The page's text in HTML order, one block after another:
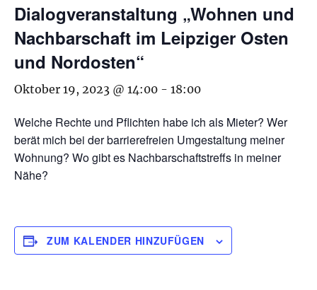
Dialogveranstaltung „Wohnen und
Nachbarschaft im Leipziger Osten
und Nordosten“
Oktober 19, 2023 @ 14:00 - 18:00
Welche Rechte und Pflichten habe ich als Mieter? Wer
berät mich bei der barrierefreien Umgestaltung meiner
Wohnung? Wo gibt es Nachbarschaftstreffs in meiner
Nähe?
ZUM KALENDER HINZUFÜGEN